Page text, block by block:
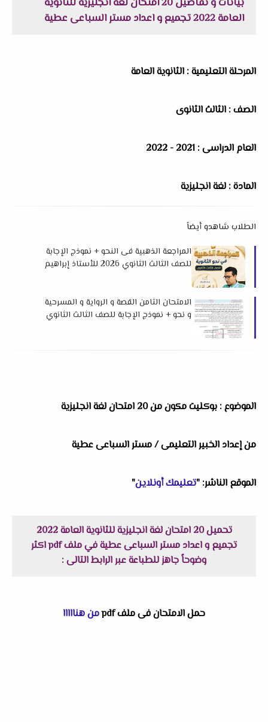
العامة 2022 تجميع و اعداد مستر السباعى عطية
المرحلة التعليمية : الثانوية العامة
الصف : الثالث الثانوى
العام الدراسى : 2021 - 2022
المادة : لغة انجليزية
الطلاب شاهدو أيضاً
المراجعة الذهبية فى النحو + نموذج الإجابة
للصف الثالث الثانوي 2026 للأستاذ إبراهيم
الامتحان الثامن القصة و الرواية و المسرحية
و نحو + نموذج الإجابة للصف الثالث الثانوي
الموضوع : بوكليت مكون من 20 امتحان لغة انجليزية
من إعداد الخبير التعليمى / مستر السباعى عطية
الموقع الناشر: "تعليمك أونلاين"
تحميل 20 امتحان لغة انجليزية للثانوية العامة 2022
تجميع و اعداد مستر السباعى عطية في ملف pdf اكثر
وضوحاً جاهز للطباعة عبر الرابط التالى :
حمل الامتحان فى ملف pdf من هنااااا